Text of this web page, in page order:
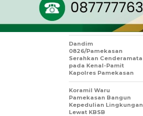
Pamekasan Serukan
Gerakan Pengibaran
Bendera Merah Putih
Jelang HUT Ke-81 RI
Dandim
0826/Pamekasan
Serahkan Cenderamata
pada Kenal-Pamit
Kapolres Pamekasan
Koramil Waru
Pamekasan Bangun
Kepedulian Lingkungan
Lewat KBSB